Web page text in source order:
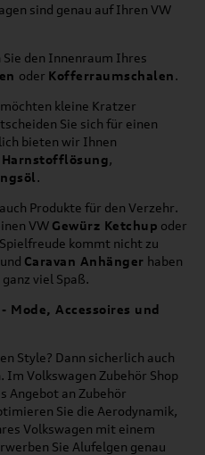
sind genau auf Ihren VW
Sie den Innenraum Ihres
oder Kofferraumschalen.
möchten kleine Kratzer
Sie sich für einen
bieten wir Ihnen
,
.
Produkte für den Verzehr.
VW Gewürz Ketchup oder
kommt nicht zu
und Caravan Anhänger haben
viel Spaß.
Mode, Accessoires und
Style? Dann sicherlich auch
Im Volkswagen Zubehör Shop
Angebot an Zubehör
Sie die Aerodynamik,
Volkswagen mit einem
Sie Alufelgen genau